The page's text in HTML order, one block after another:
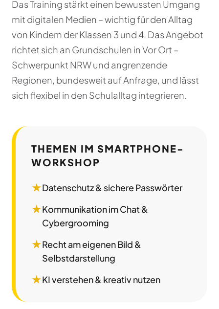
Das Training stärkt einen bewussten Umgang
mit digitalen Medien – wichtig für den Alltag
von Kindern der Klassen 3 und 4. Das Angebot
richtet sich an Grundschulen in Vor Ort –
Schwerpunkt NRW und angrenzende
Regionen, bundesweit auf Anfrage, und lässt
sich flexibel in den Schulalltag integrieren.
THEMEN IM SMARTPHONE-
WORKSHOP
★Datenschutz & sichere Passwörter
★Kommunikation im Chat &
Cybergrooming
★Recht am eigenen Bild &
Selbstdarstellung
★KI verstehen & kreativ nutzen